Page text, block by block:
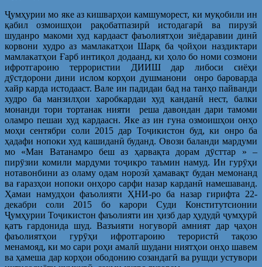
Ҷумҳурии мо яке аз кишварҳои камшуморест, ки муқобили ин
қабил озмоишҳои рақобатпазирӣ истодагарӣ ва пирузӣ
шуданро макоми худ кардааст фаъолиятҳои зиёдаравии динӣ
корвони худро аз мамлакатҳои Шарқ ба ҷойҳои наздиктари
мамлакатҳои Ғарб интиқол додаанд, ки ҳоло бо номи созмони
ифротгароию террористии ДИИШ дар либоси сиёҳи
дӯстдорони дини ислом корҳои душманони онро бароварда
хайр карда истодааст. Вале ин падидаи бад на танҳо пайванди
худро ба манзилҳои харобкардаи худ канданӣ нест, балки
монанди тори тортанак нияти реша давондан дари тамоми
оламро пешаи худ кардаасн. Яке аз ин гуна озмоишҳои онҳо
моҳи сентябри соли 2015 дар Тоҷикистон буд, ки онро ба
ҳадафи нопоки худ кашиданӣ буданд. Овози баланди мардуми
мо «Ман Ватанамро беш аз ҳарвақта дорам дӯсттар » –
пирӯзии комили мардуми тоҷикро таъмин намуд. Ин гурӯҳи
нотавонбини аз оламу одам норозӣ ҳамавақт будан мемонанд
ва ғаразҳои нопоки онҳоро сарфи назар карданӣ намешаванд.
Ҳамаи намудҳои фаъолияти ҲНИ-ро ба назар гирифта 22-
декабри соли 2015 бо карори Суди Конститутсионии
Ҷумҳурии Тоҷикистон фаъолияти ин ҳизб дар ҳудудӣ ҷумҳурӣ
қатъ гардонида шуд. Вазъияти ногуворӣ амният дар ҷаҳон
фаъолиятҳои гурӯҳи ифротгароию терористӣ тақозо
менамояд, ки мо сари роҳи амалӣ шудани ниятҳои онҳо шавем
ва ҳамеша дар корҳои ободонию созандагӣ ва рушди устувори